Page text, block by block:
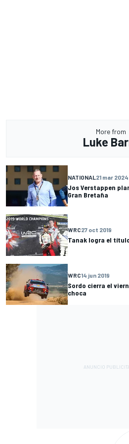
More from
Luke
NATIONAL21 mar 2024
Jos Verstappen
Gran Bretaña
WRC27 oct 2019
Tanak logra el título
WRC14 jun 2019
Sordo cierra el
choca